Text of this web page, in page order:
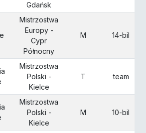
Gdańsk
Mistrzostwa
Europy -
Cypr
Północny
M 14-bil
Mistrzostwa
Polski -
Kielce
T team
Mistrzostwa
Polski -
Kielce
M 10-bil